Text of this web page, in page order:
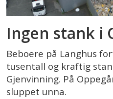
Ingen stank i
Beboere på Langhus
tusentall og kraftig
Gjenvinning. På
sluppet unna.